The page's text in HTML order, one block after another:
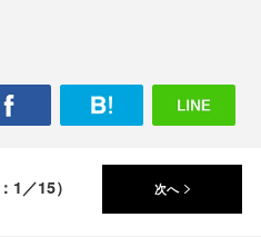
1／15） 次へ